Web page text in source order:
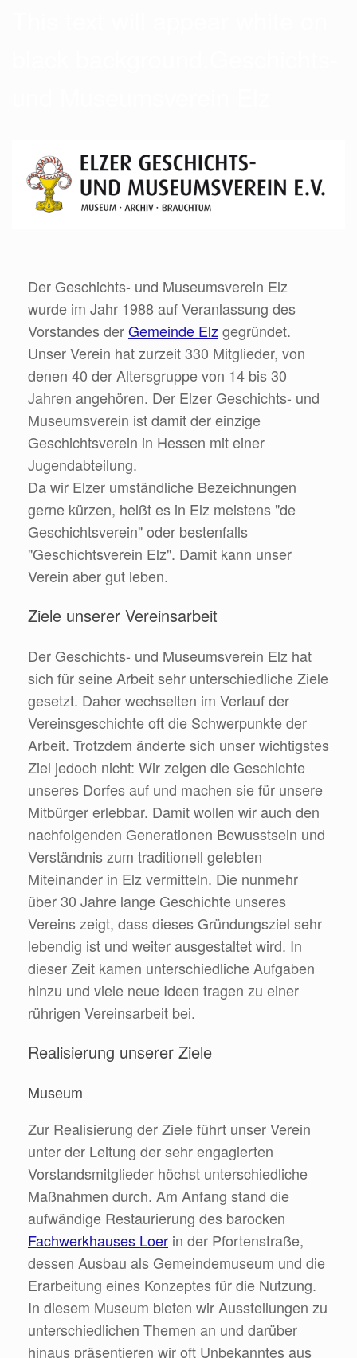
Der Geschichts- und Museumsverein Elz
wurde im Jahr 1988 auf Veranlassung des
Vorstandes derGemeinde Elzgegründet.
Unser Verein hat zurzeit 330 Mitglieder, von
denen 40 der Altersgruppe von 14 bis 30
Jahren angehören. Der Elzer Geschichts- und
Museumsverein ist damit der einzige
Geschichtsverein in Hessen mit einer
Jugendabteilung.
Da wir Elzer umständliche Bezeichnungen
gerne kürzen, heißt es in Elz meistens "de
Geschichtsverein" oder bestenfalls
"Geschichtsverein Elz". Damit kann unser
Verein aber gut leben.
Ziele unserer Vereinsarbeit
Der Geschichts- und Museumsverein Elz hat
sich für seine Arbeit sehr unterschiedliche Ziele
gesetzt. Daher wechselten im Verlauf der
Vereinsgeschichte oft die Schwerpunkte der
Arbeit. Trotzdem änderte sich unser wichtigstes
Ziel jedoch nicht: Wir zeigen die Geschichte
unseres Dorfes auf und machen sie für unsere
Mitbürger erlebbar. Damit wollen wir auch den
nachfolgenden Generationen Bewusstsein und
Verständnis zum traditionell gelebten
Miteinander in Elz vermitteln. Die nunmehr
über 30 Jahre lange Geschichte unseres
Vereins zeigt, dass dieses Gründungsziel sehr
lebendig ist und weiter ausgestaltet wird. In
dieser Zeit kamen unterschiedliche Aufgaben
hinzu und viele neue Ideen tragen zu einer
rührigen Vereinsarbeit bei.
Realisierung unserer Ziele
Museum
Zur Realisierung der Ziele führt unser Verein
unter der Leitung der sehr engagierten
Vorstandsmitglieder höchst unterschiedliche
Maßnahmen durch. Am Anfang stand die
aufwändige Restaurierung des barocken
Fachwerkhauses Loer in der Pfortenstraße,
dessen Ausbau als Gemeindemuseum und die
Erarbeitung eines Konzeptes für die Nutzung.
In diesem Museum bieten wir Ausstellungen zu
unterschiedlichen Themen an und darüber
hinaus präsentieren wir oft Unbekanntes aus